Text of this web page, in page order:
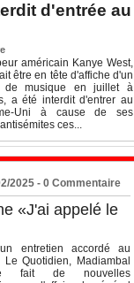
d'entrée au
américain Kanye West,
être en tête d'affiche d'un
de musique en juillet à
a été interdit d'entrer au
Uni à cause de ses
ces...
2025 - 0 Commentaire
«J'ai appelé le
entretien accordé au
Le Quotidien, Madiambal
fait de nouvelles